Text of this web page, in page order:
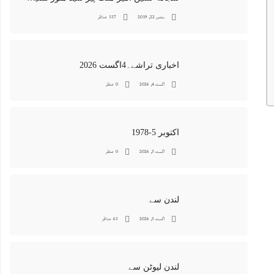
ستمبر 22, 2019 517 مناظر
اخباری تراشے۔4اگست 2026
اگست 4, 2026 0 منظر
اکتوبر 5-1978
اگست 3, 2026 0 منظر
لندن سے
اگست 3, 2026 63 مناظر
لندن لیوٹن سے